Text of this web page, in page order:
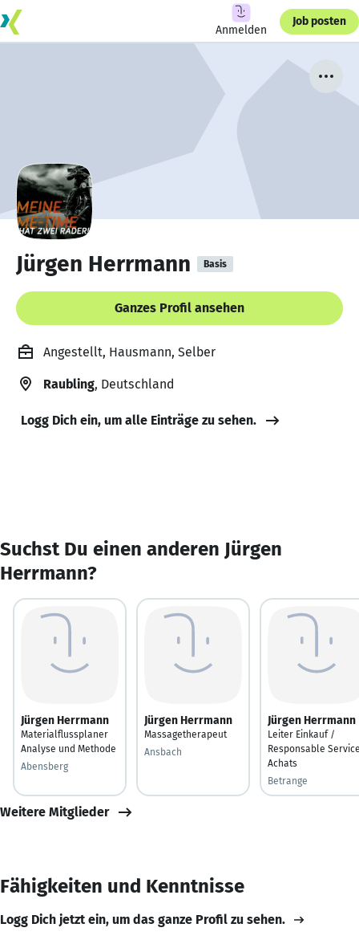
Anmelden
Job posten
Jürgen Herrmann Basis
Ganzes Profil ansehen
Angestellt, Hausmann, Selber
Raubling, Deutschland
Logg Dich ein, um alle Einträge zu sehen.
Suchst Du einen anderen Jürgen
Herrmann?
Jürgen Herrmann
Materialflussplaner
Analyse und Methode
Abensberg
Jürgen Herrmann
Massagetherapeut
Ansbach
Jürgen Herrmann
Leiter Einkauf /
Responsable
Achats
Betrange
Weitere Mitglieder
Fähigkeiten und Kenntnisse
Logg Dich jetzt ein, um das ganze Profil zu sehen.